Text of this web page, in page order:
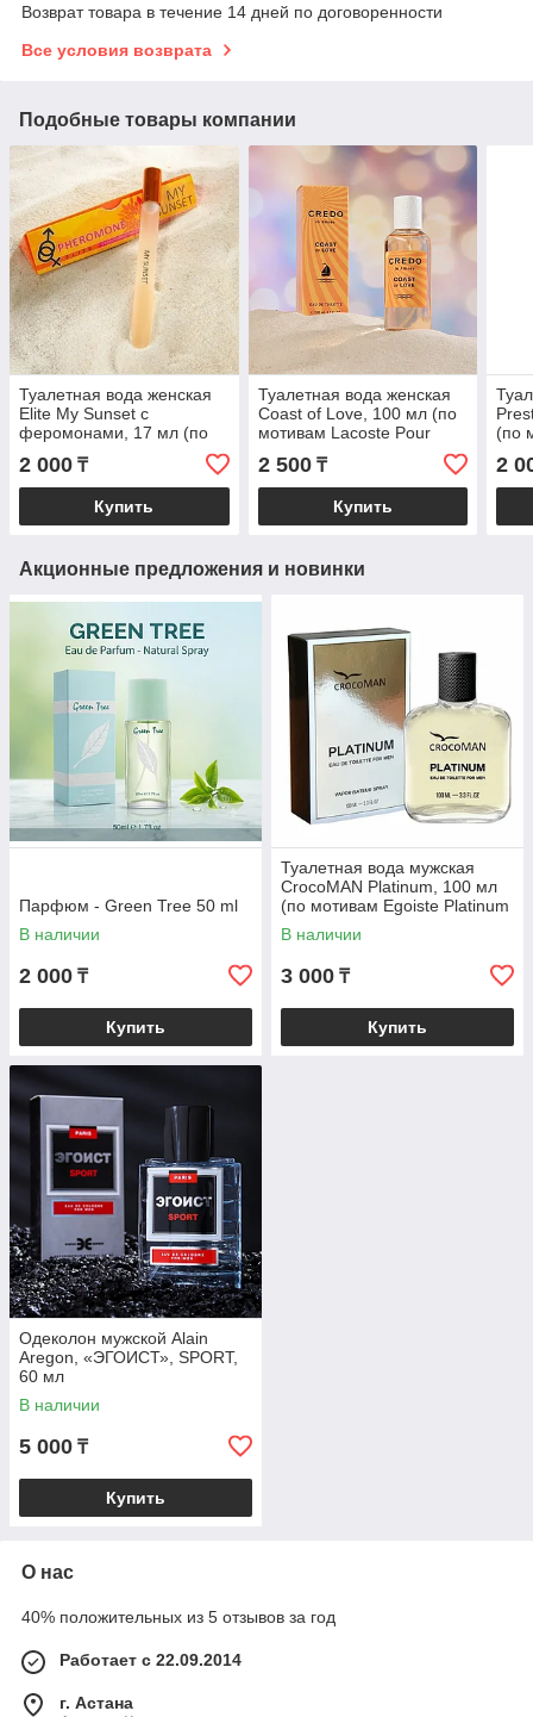
Возврат товара в течение 14 дней по договоренности
Все условия возврата
Подобные товары компании
Туалетная вода женская
Elite My Sunset с
феромонами, 17 мл (по
мотивам Taj Sunset
(Escada)
2 000 ₸
Купить
Туалетная вода женская
Coast of Love, 100 мл (по
мотивам Lacoste Pour
Femme (Lacoste)
2 500₸
Купить
(по
2
Акционные предложения и новинки
Парфюм - Green Tree 50 ml
В наличии
2 000 ₸
Купить
Туалетная вода мужская
CrocoMAN Platinum, 100 мл
(по мотивам Egoiste Platinum
(Chanel)
В наличии
3 000 ₸
Купить
Одеколон мужской Alain
Aregon, «ЭГОИСТ», SPORT,
60 мл
В наличии
5 000 ₸
Купить
О нас
40% положительных из 5 отзывов за год
Работает с 22.09.2014
г. Астана